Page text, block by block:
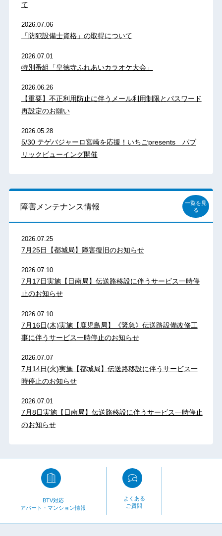
て
2026.07.06
「防犯設備士資格」の取得について
2026.07.01
特別番組「皇徳寺ふれあいカラオケ大会」
2026.06.26
【重要】不正利用防止に伴うメール利用制限とパスワード
再設定のお願い
2026.05.28
5/30 テゲバジャーロ宮崎を応援！いちごpresents パブ
リックビューイング開催
障害メンテナンス情報
一覧を見
る
2026.07.25
7月25日【都城局】障害復旧のお知らせ
2026.07.10
7月17日実施【日南局】伝送路移設に伴うサービス一時停
止のお知らせ
2026.07.10
7月16日(木)実施【鹿児島局】《緊急》伝送路設備改修工
事に伴うサービス一時停止のお知らせ
2026.07.07
7月14日(火)実施【都城局】伝送路移設に伴うサービス一
時停止のお知らせ
2026.07.01
7月8日実施【日南局】伝送路移設に伴うサービス一時停止
のお知らせ
BTV対応
アパート・マンション情報
よくある
ご質問